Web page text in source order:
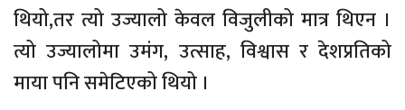
थियो,तर त्यो उज्यालो केवल विजुलीको मात्र थिएन ।
त्यो उज्यालोमा उमंग, उत्साह, विश्वास र देशप्रतिको
माया पनि समेटिएको थियो ।